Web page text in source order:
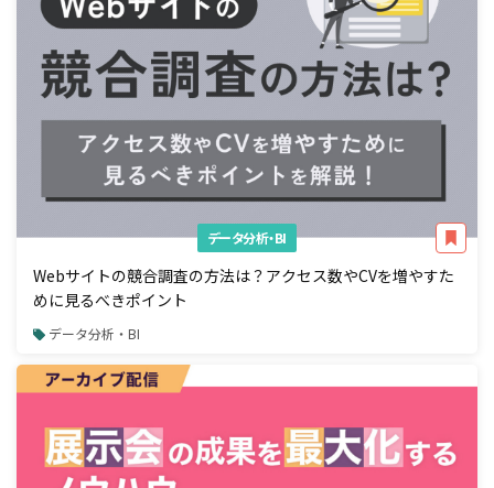
データ分析・BI
Webサイトの競合調査の方法は？アクセス数やCVを増やすた
めに見るべきポイント
データ分析・BI